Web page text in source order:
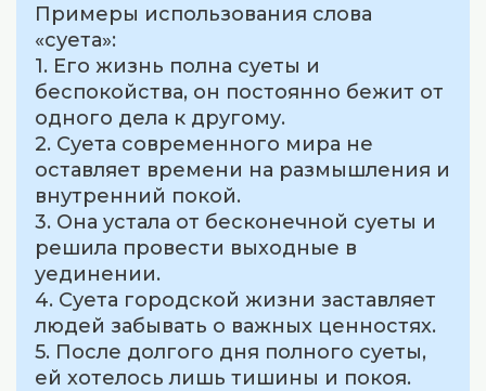
Примеры использования слова
«суета»:
1. Его жизнь полна суеты и
беспокойства, он постоянно бежит от
одного дела к другому.
2. Суета современного мира не
оставляет времени на размышления и
внутренний покой.
3. Она устала от бесконечной суеты и
решила провести выходные в
уединении.
4. Суета городской жизни заставляет
людей забывать о важных ценностях.
5. После долгого дня полного суеты,
ей хотелось лишь тишины и покоя.